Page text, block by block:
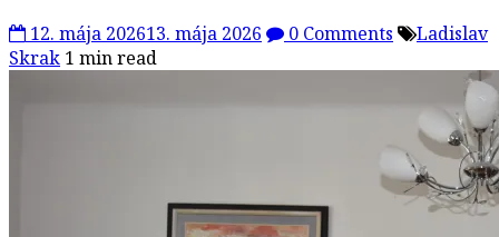
12. mája 202613. mája 2026 0 Comments
Ladislav
Skrak 1 min read